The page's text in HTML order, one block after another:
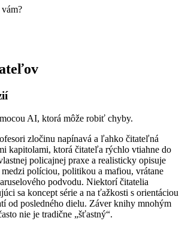
AI, ktorá môže robiť chyby.
zločinu napínavá a ľahko čitateľná
kapitolami, ktorá čitateľa rýchlo vtiahne do
policajnej praxe a realisticky opisuje
políciou, politikou a mafiou, vrátane
podvodu. Niektorí čitatelia
sa koncept série a na ťažkosti s orientáciou
od posledného dielu. Záver knihy mnohým
nie je tradične „šťastný“.